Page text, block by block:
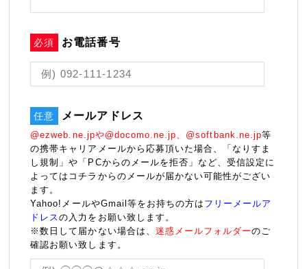
必須 お電話番号
任意 メールアドレス
@ezweb.ne.jpや@docomo.ne.jp、@softbank.ne.jp等
の携帯キャリアメールから応募頂いた場合、「なりすま
し規制」や「PCからのメールを拒否」など、受信設定に
よってはコチラからのメールが届かない可能性がござい
ます。
Yahoo!メールやGmail等をお持ちの方は フリーメールア
ドレスの入力をお願い致します。
※数日して届かない場合は、 迷惑メールフォルダーのご
確認お願い致します。